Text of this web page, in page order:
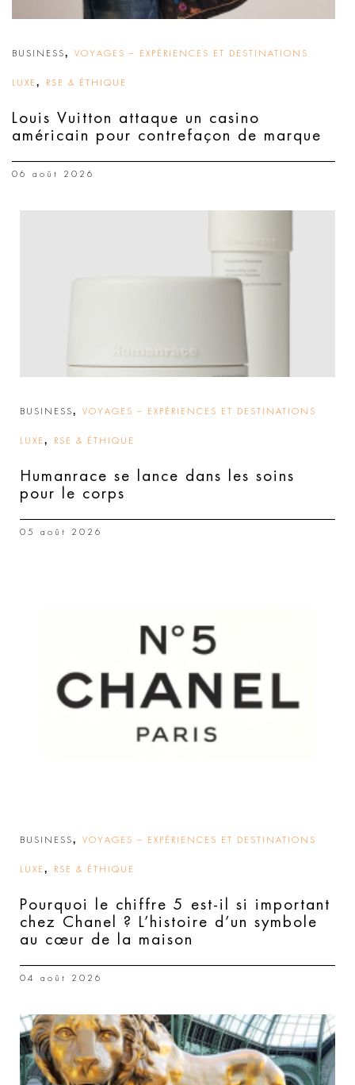
BUSINESS, VOYAGES – EXPÉRIENCES ET DESTINATIONS
LUXE , RSE & ÉTHIQUE
Louis Vuitton attaque un casino
américain pour contrefaçon de marque
06 août 2026
BUSINESS, VOYAGES – EXPÉRIENCES ET DESTINATIONS
LUXE , RSE & ÉTHIQUE
Humanrace se lance dans les soins
pour le corps
05 août 2026
BUSINESS, VOYAGES – EXPÉRIENCES ET DESTINATIONS
LUXE , RSE & ÉTHIQUE
Pourquoi le chiffre 5 est-il si important
chez Chanel ? L’histoire d’un symbole
au cœur de la maison
04 août 2026